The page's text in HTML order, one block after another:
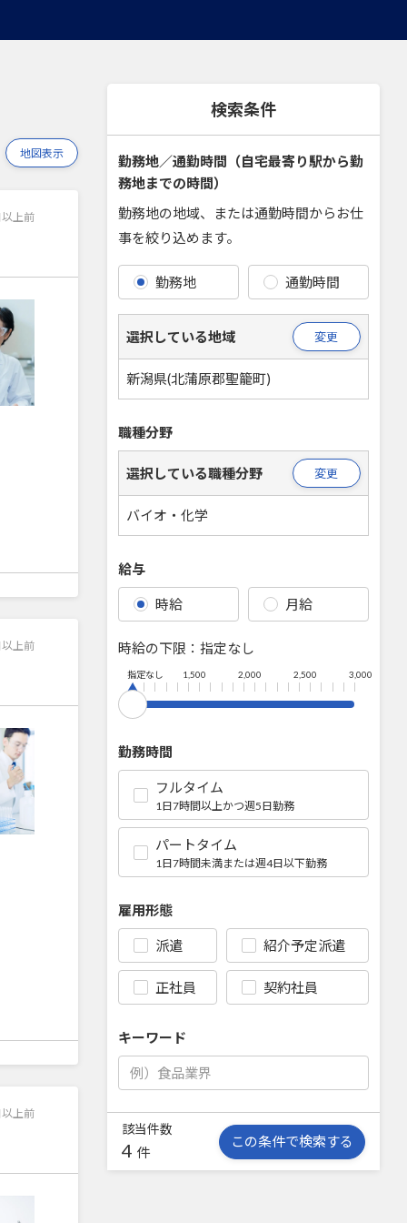
地図表示
上前
上前
上前
検索条件
勤務地／通勤時間（自宅最寄り駅から勤
務地までの時間）
勤務地の地域、または通勤時間からお仕
事を絞り込めます。
勤務地 通勤時間
選択している地域 変更
新潟県(北蒲原郡聖籠町)
職種分野
選択している職種分野 変更
バイオ・化学
給与
時給 月給
時給の下限： 指定なし
指定なし 1,500 2,000 2,500 3,000
勤務時間
フルタイム
1日7時間以上かつ週5日勤務
パートタイム
1日7時間未満または週4日以下勤務
雇用形態
派遣 紹介予定派遣
正社員 契約社員
キーワード
該当件数
4 件
この条件で検索する